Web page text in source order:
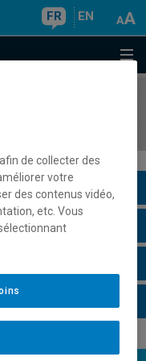
FR EN
de collecter des
votre
des contenus vidéo,
etc. Vous